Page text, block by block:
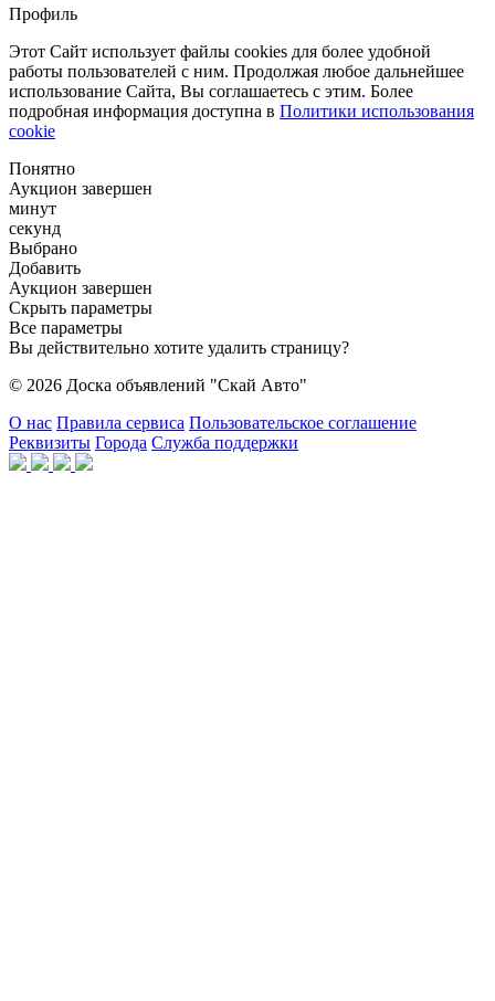
Профиль
Этот Сайт использует файлы cookies для более удобной
работы пользователей с ним. Продолжая любое дальнейшее
использование Сайта, Вы соглашаетесь с этим. Более
подробная информация доступна в Политики использования
cookie
Понятно
Аукцион завершен
минут
секунд
Выбрано
Добавить
Аукцион завершен
Скрыть параметры
Все параметры
Вы действительно хотите удалить страницу?
© 2026 Доска объявлений "Скай Авто"
О нас Правила сервиса Пользовательское соглашение
Реквизиты Города Служба поддержки